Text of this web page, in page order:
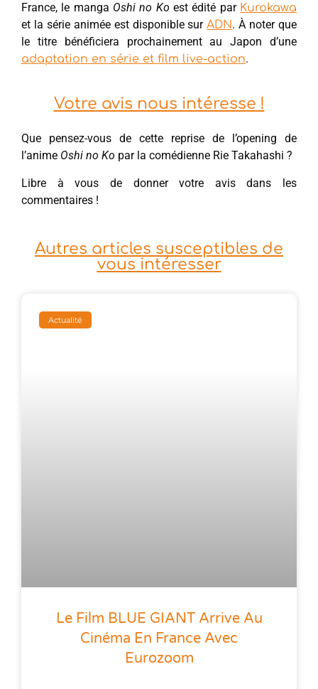
France, le manga Oshi no Ko est édité par Kurokawa
et la série animée est disponible surADN. À noter que
le titre bénéficiera prochainement au Japon d’une
adaptation en série et film live-action.
Votre avis nous intéresse !
Que pensez-vous de cette reprise de l’opening de
l’anime Oshi no Ko par la comédienne Rie Takahashi ?
Libre à vous de donner votre avis dans les
commentaires !
Autres articles susceptibles de
vous intéresser
Actualité
Le Film BLUE GIANT Arrive Au
Cinéma En France Avec
Eurozoom